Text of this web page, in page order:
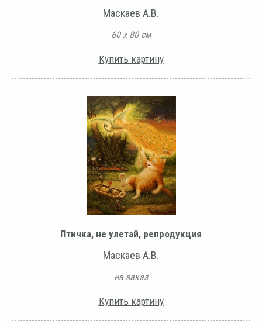
Маскаев А.В.
60 х 80 см
Купить картину
Птичка, не улетай, репродукция
Маскаев А.В.
на заказ
Купить картину